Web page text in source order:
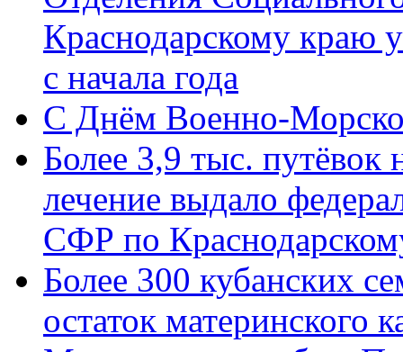
Краснодарскому краю
с начала года
C Днём Военно-
Более 3,9 тыс. путёвок
лечение выдало
СФР по
Более 300 кубанских
остаток материнского